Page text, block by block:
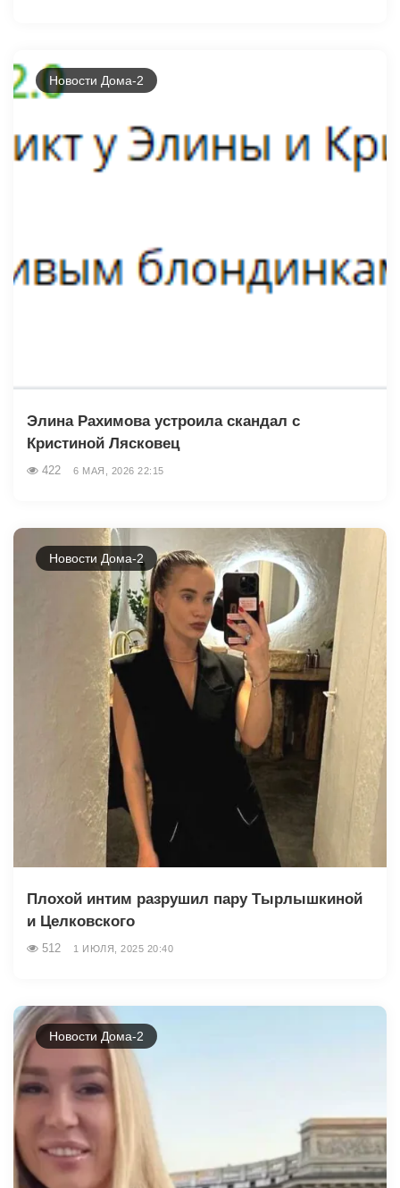
Новости Дома-2
Элина Рахимова устроила скандал с
Кристиной Лясковец
422 6 МАЯ, 2026 22:15
Новости Дома-2
Плохой интим разрушил пару Тырлышкиной
и Целковского
512 1 ИЮЛЯ, 2025 20:40
Новости Дома-2